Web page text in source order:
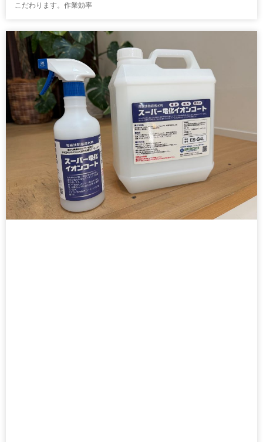
こだわります。作業効率